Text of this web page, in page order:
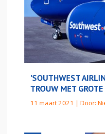
'SOUTHWEST
TROUW MET
11 maart 2021 | Door: